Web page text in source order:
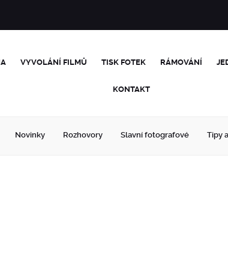
VYVOLÁNÍ FILMŮ TISK FOTEK RÁMOVÁNÍ
KONTAKT
Novinky Rozhovory Slavní fotografové Tipy